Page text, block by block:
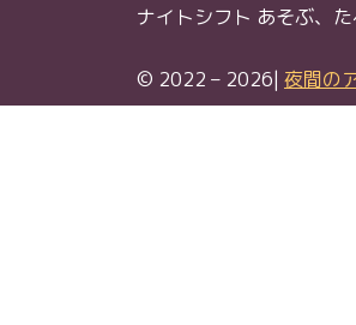
ナイトシフト あそぶ、
© 2022 – 2026| 夜間の